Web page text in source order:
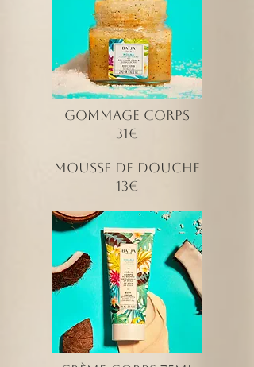
Gommage corps
31€
Mousse de Douche
13€